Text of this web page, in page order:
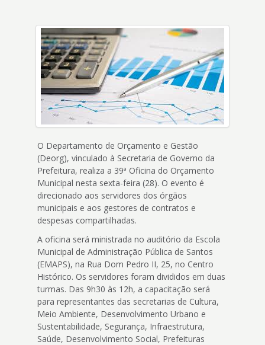
O Departamento de Orçamento e Gestão
(Deorg), vinculado à Secretaria de Governo da
Prefeitura, realiza a 39ª Oficina do Orçamento
Municipal nesta sexta-feira (28). O evento é
direcionado aos servidores dos órgãos
municipais e aos gestores de contratos e
despesas compartilhadas.
A oficina será ministrada no auditório da Escola
Municipal de Administração Pública de Santos
(EMAPS), na Rua Dom Pedro II, 25, no Centro
Histórico. Os servidores foram divididos em duas
turmas. Das 9h30 às 12h, a capacitação será
para representantes das secretarias de Cultura,
Meio Ambiente, Desenvolvimento Urbano e
Sustentabilidade, Segurança, Infraestrutura,
Saúde, Desenvolvimento Social, Prefeituras